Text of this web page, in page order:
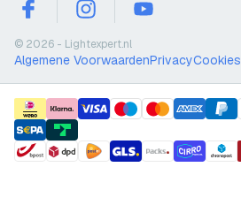
facebookinstagramyoutube
© 2026 - Lightexpert.nl
Algemene VoorwaardenPrivacyCookies
payment methods
shipment methods